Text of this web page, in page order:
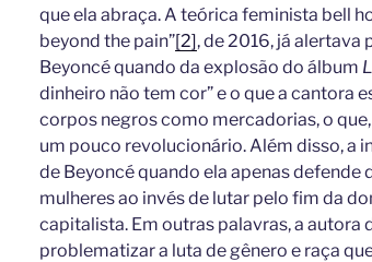
que ela abraça. A teórica feminista bell
beyond the pain”[2], de 2016, já alertava
Beyoncé quando da explosão do álbum
dinheiro não tem cor” e o que a cantora
corpos negros como mercadorias, o
um pouco revolucionário. Além disso, a
de Beyoncé quando ela apenas defende
mulheres ao invés de lutar pelo fim da
capitalista. Em outras palavras, a autora
problematizar a luta de gênero e raça